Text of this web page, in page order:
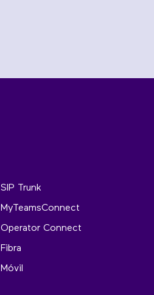
SIP Trunk
MyTeamsConnect
Operator Connect
Fibra
Móvil